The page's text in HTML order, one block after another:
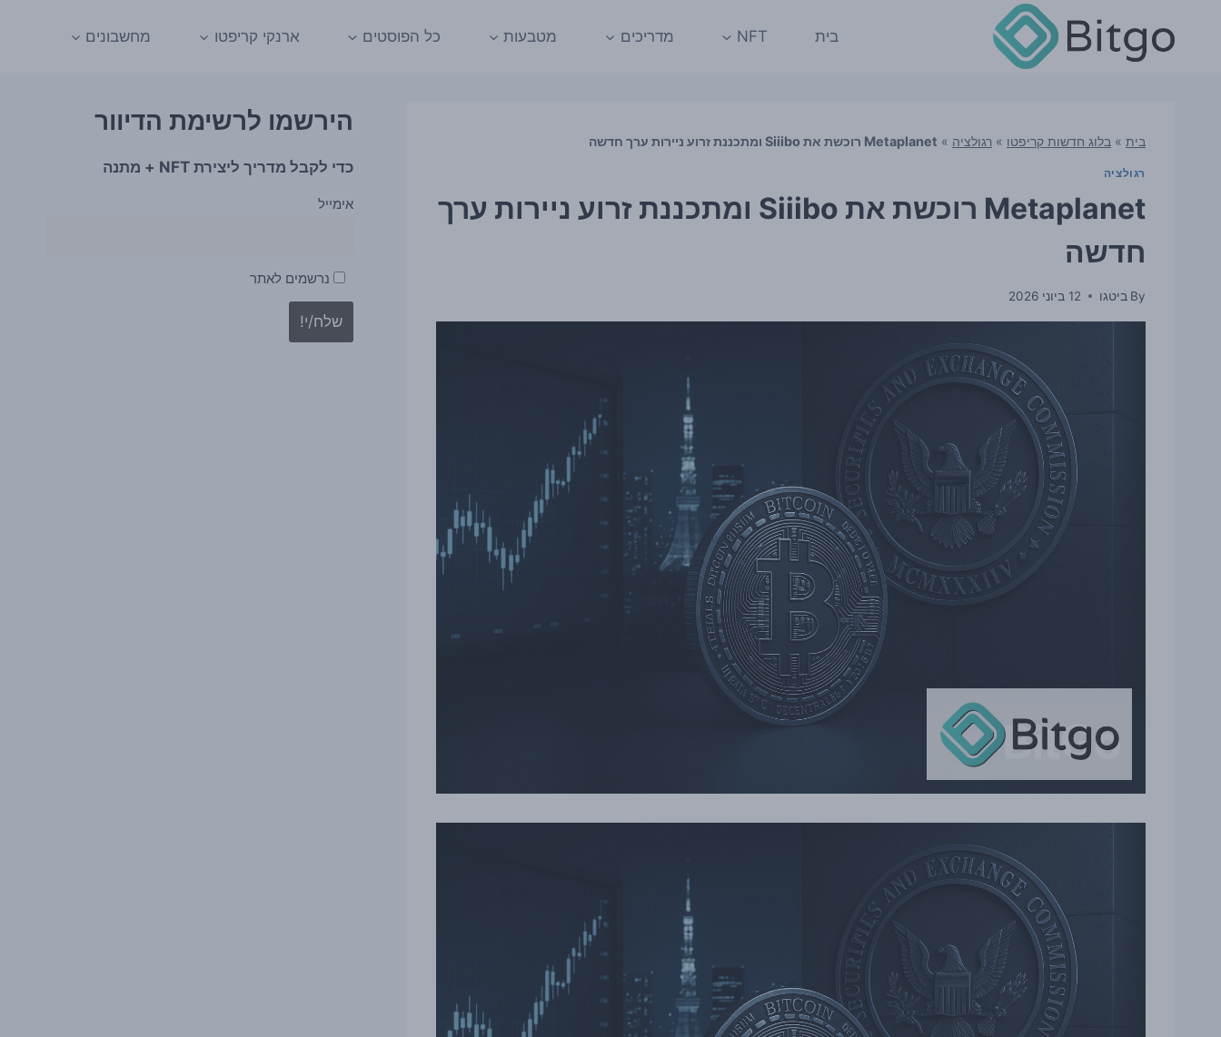
בית NFT מדריכים מטבעות כל הפוסטים ארנקי קריפטו מחשבונים
בית » בלוג חדשות קריפטו »רגולציה » Metaplanet רוכשת את Siiibo ומתכננת זרוע ניירות ערך חדשה
רגולציה
Metaplanet רוכשת את Siiibo ומתכננת זרוע ניירות ערך
חדשה
By ביטגו 12 ביוני 2026
הירשמו לרשימת הדיוור
כדי לקבל מדריך ליצירת NFT + מתנה
אימייל
נרשמים לאתר